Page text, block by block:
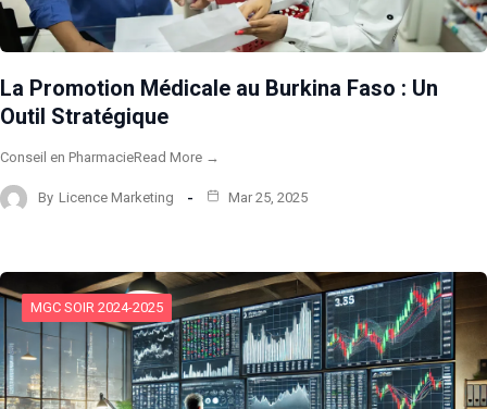
La Promotion Médicale au Burkina Faso : Un
Outil Stratégique
Conseil en PharmacieRead More →
By Licence Marketing Mar 25, 2025
MGC SOIR 2024-2025